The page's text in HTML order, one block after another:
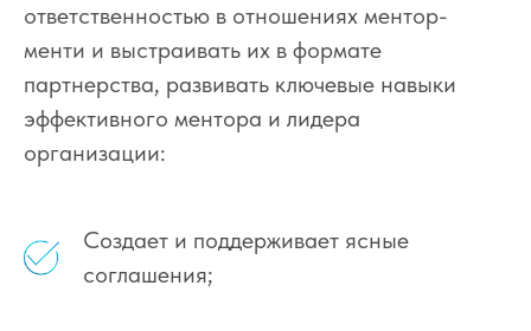
ответственностью в отношениях ментор-
менти и выстраивать их в формате
партнерства, развивать ключевые навыки
эффективного ментора и лидера
организации:
Создает и поддерживает ясные
соглашения;